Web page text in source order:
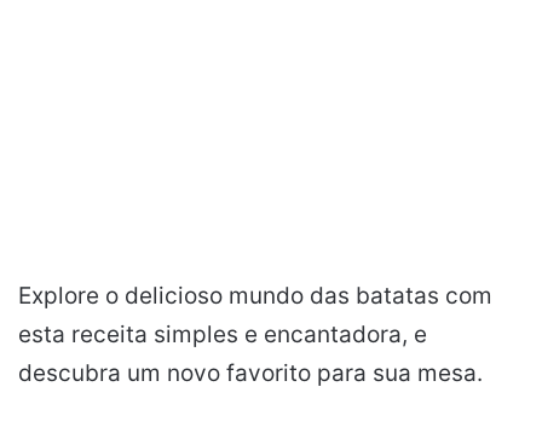
Explore o delicioso mundo das batatas com
esta receita simples e encantadora, e
descubra um novo favorito para sua mesa.